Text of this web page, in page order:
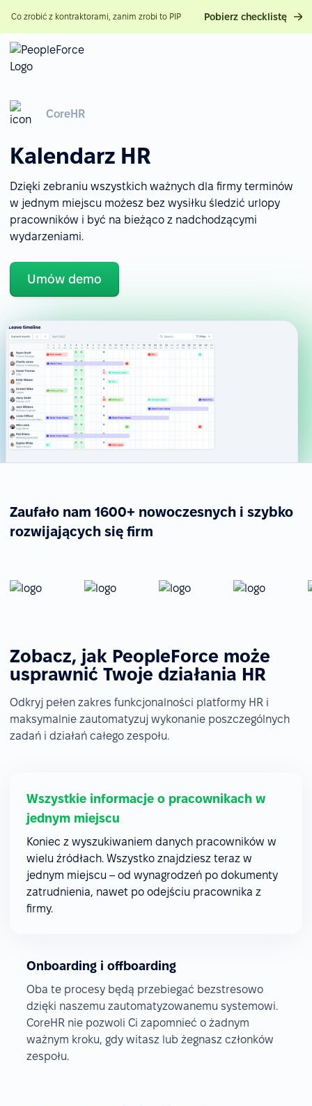
Co zrobić z kontraktorami, zanim zrobi to PIP Pobierz checklistę
CoreHR
Kalendarz HR
Dzięki zebraniu wszystkich ważnych dla firmy terminów
w jednym miejscu możesz bez wysiłku śledzić urlopy
pracowników i być na bieżąco z nadchodzącymi
wydarzeniami.
Umów demo
Zaufało nam 1600+ nowoczesnych i szybko
rozwijających się firm
Zobacz, jak PeopleForce może
usprawnić Twoje działania HR
Odkryj pełen zakres funkcjonalności platformy HR i
maksymalnie zautomatyzuj wykonanie poszczególnych
zadań i działań całego zespołu.
Wszystkie informacje o pracownikach w
jednym miejscu
Koniec z wyszukiwaniem danych pracowników w
wielu źródłach. Wszystko znajdziesz teraz w
jednym miejscu – od wynagrodzeń po dokumenty
zatrudnienia, nawet po odejściu pracownika z
firmy.
Onboarding i offboarding
Oba te procesy będą przebiegać bezstresowo
dzięki naszemu zautomatyzowanemu systemowi.
CoreHR nie pozwoli Ci zapomnieć o żadnym
ważnym kroku, gdy witasz lub żegnasz członków
zespołu.